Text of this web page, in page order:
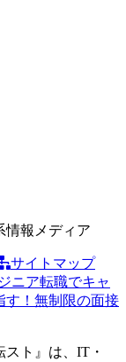
情報メディア
サイトマップ
ニア転職でキャ
す！無制限の面接
ト』は、IT・